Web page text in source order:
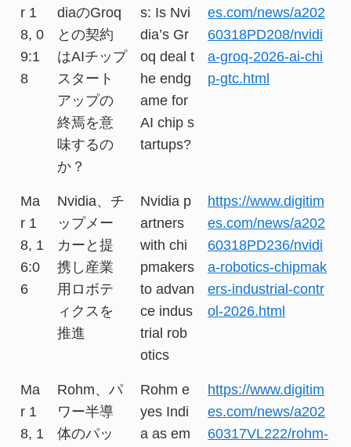
r 1
8, 0
9:1
8
diaのGroq
との契約
はAIチップ
スタート
アップの
終焉を意
味するの
か？
s: Is Nvi
dia’s Gr
oq deal t
he endg
ame for
AI chip s
tartups?
es.com/news/a202
60318PD208/nvidi
a-groq-2026-ai-chi
p-gtc.html
Ma
r 1
8, 1
6:0
6
Nvidia、チ
ップメー
カーと提
携し産業
用ロボテ
ィクスを
推進
Nvidia p
artners
with chi
pmakers
to advan
ce indus
trial rob
otics
https://www.digitim
es.com/news/a202
60318PD236/nvidi
a-robotics-chipmak
ers-industrial-contr
ol-2026.html
Ma
r 1
8, 1
Rohm、パ
ワー半導
体のパッ
Rohm e
yes Indi
a as em
https://www.digitim
es.com/news/a202
60317VL222/rohm-